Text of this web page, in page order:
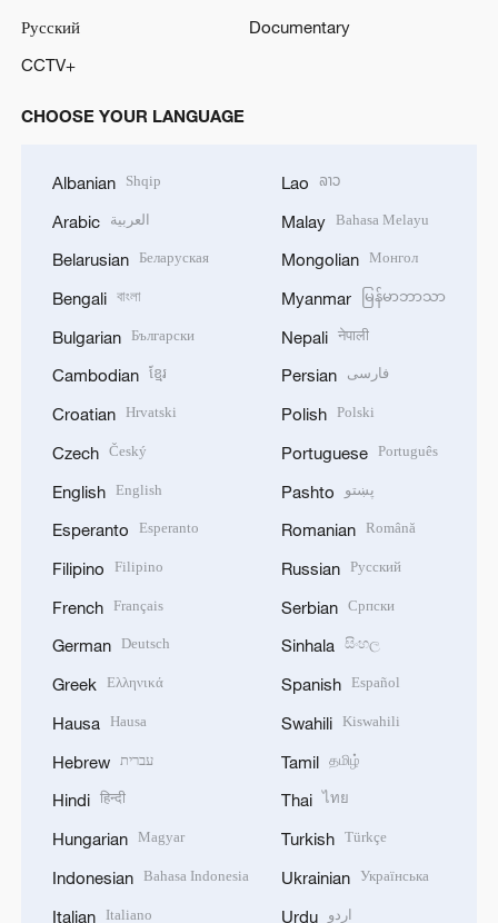
Русский
Documentary
CCTV+
CHOOSE YOUR LANGUAGE
Albanian Shqip
Arabic العربية
Belarusian Беларуская
Bengali বাংলা
Bulgarian Български
Cambodian ខ្មែរ
Croatian Hrvatski
Czech Český
English English
Esperanto Esperanto
Filipino Filipino
French Français
German Deutsch
Greek Ελληνικά
Hausa Hausa
Hebrew עברית
Hindi हिन्दी
Hungarian Magyar
Indonesian Bahasa Indonesia
Italian Italiano
Lao ລາວ
Malay Bahasa Melayu
Mongolian Монгол
Myanmar မြန်မာဘာသာ
Nepali नेपाली
Persian فارسی
Polish Polski
Portuguese Português
Pashto پښتو
Romanian Română
Russian Русский
Serbian Српски
Sinhala සිංහල
Spanish Español
Swahili Kiswahili
Tamil தமிழ்
Thai ไทย
Turkish Türkçe
Ukrainian Українська
Urdu اردو